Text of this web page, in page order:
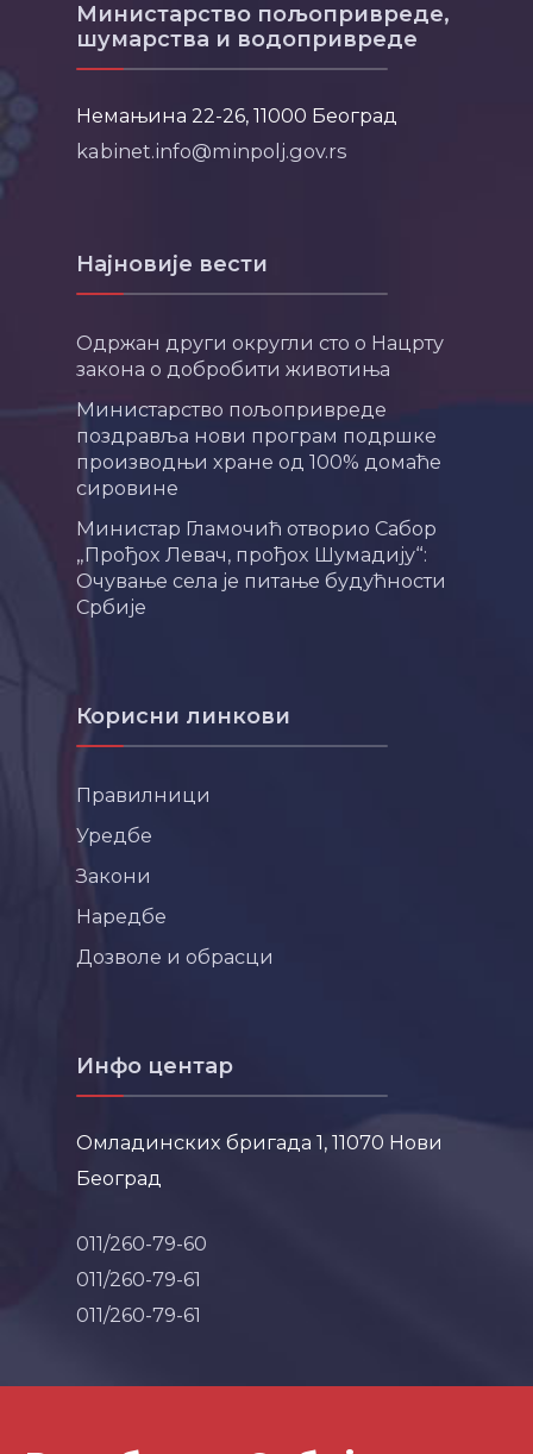
Министарство пољопривреде,
шумарства и водопривреде
Немањина 22-26, 11000 Београд
kabinet.info@minpolj.gov.rs
Најновије вести
Одржан други округли сто о Нацрту
закона о добробити животиња
Министарство пољопривреде
поздравља нови програм подршке
производњи хране од 100% домаће
сировине
Министар Гламочић отворио Сабор
„Прођох Левач, прођох Шумадију“:
Очување села је питање будућности
Србије
Корисни линкови
Правилници
Уредбе
Закони
Наредбе
Дозволе и обрасци
Инфо центар
Омладинских бригада 1, 11070 Нови
Београд
011/260-79-60
011/260-79-61
011/260-79-61